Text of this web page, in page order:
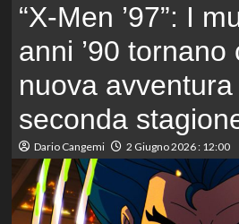
“X-Men ’97”: I
anni ’90 tornano
nuova
seconda
Dario Cangemi 2 Giugno 2026 : 12:00